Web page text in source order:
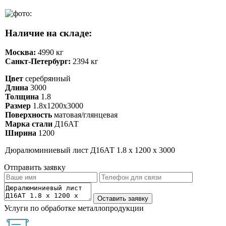
Наличие на складе:
Москва: 4990 кг
Санкт-Петербург: 2394 кг
Цвет серебрянный
Длина 3000
Толщина 1.8
Размер 1.8х1200х3000
Поверхность матовая/глянцевая
Марка стали Д16АТ
Ширина 1200
Дюралюминиевый лист Д16АТ 1.8 х 1200 х 3000
Отправить заявку
Услуги по обработке металлопродукции